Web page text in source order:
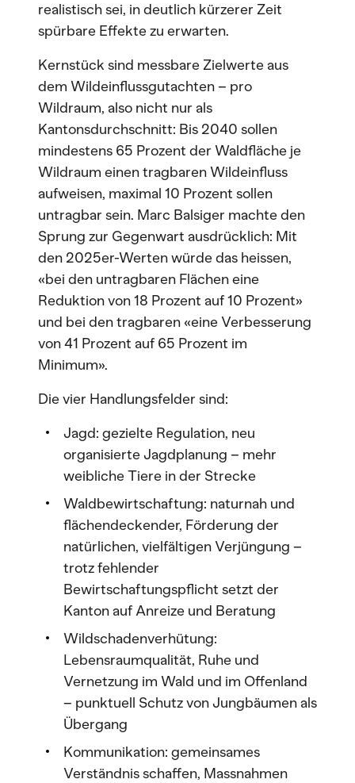
realistisch sei, in deutlich kürzerer Zeit
spürbare Effekte zu erwarten.
Kernstück sind messbare Zielwerte aus
dem Wildeinflussgutachten – pro
Wildraum, also nicht nur als
Kantonsdurchschnitt: Bis 2040 sollen
mindestens 65 Prozent der Waldfläche je
Wildraum einen tragbaren Wildeinfluss
aufweisen, maximal 10 Prozent sollen
untragbar sein. Marc Balsiger machte den
Sprung zur Gegenwart ausdrücklich: Mit
den 2025er-Werten würde das heissen,
«bei den untragbaren Flächen eine
Reduktion von 18 Prozent auf 10 Prozent»
und bei den tragbaren «eine Verbesserung
von 41 Prozent auf 65 Prozent im
Minimum».
Die vier Handlungsfelder sind:
Jagd: gezielte Regulation, neu
organisierte Jagdplanung – mehr
weibliche Tiere in der Strecke
Waldbewirtschaftung: naturnah und
flächendeckender, Förderung der
natürlichen, vielfältigen Verjüngung –
trotz fehlender
Bewirtschaftungspflicht setzt der
Kanton auf Anreize und Beratung
Wildschadenverhütung:
Lebensraumqualität, Ruhe und
Vernetzung im Wald und im Offenland
– punktuell Schutz von Jungbäumen als
Übergang
Kommunikation: gemeinsames
Verständnis schaffen, Massnahmen